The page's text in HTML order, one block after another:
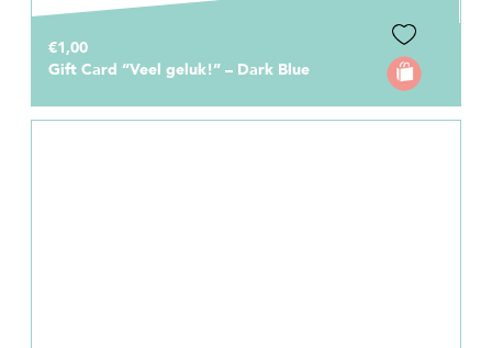
€1,00
Gift Card “Veel geluk!” – Dark Blue